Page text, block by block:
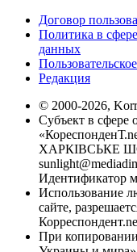
Договор
Политика в
данных
Редакция
© 2000-2026,
Субъект в сфере
ХАРКІВСЬКЕ
Идентификатор
Использование
сайте,
При